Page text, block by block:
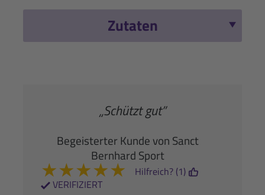
Zutaten
„Schützt gut”
Begeisterter Kunde von Sanct
Bernhard Sport
★★★★★
VERIFIZIERT
Hilfreich? (1)